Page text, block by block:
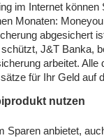
im Internet
Monaten:
abgesichert
J&T Banka,
arbeitet.
für Ihr Geld auf
nutzen
Sparen anbietet,